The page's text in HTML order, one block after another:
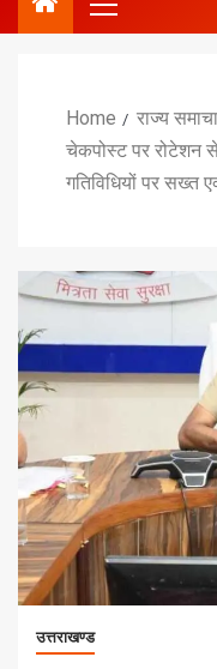
Home राज्य
चेकपोस्ट पर रोटेशन
गतिविधियों पर सख्त
उत्तराखण्ड